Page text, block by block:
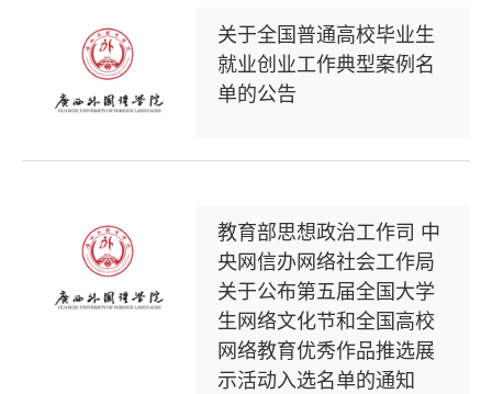
关于全国普通高校毕业生
就业创业工作典型案例名
单的公告
教育部思想政治工作司 中
央网信办网络社会工作局
关于公布第五届全国大学
生网络文化节和全国高校
网络教育优秀作品推选展
示活动入选名单的通知